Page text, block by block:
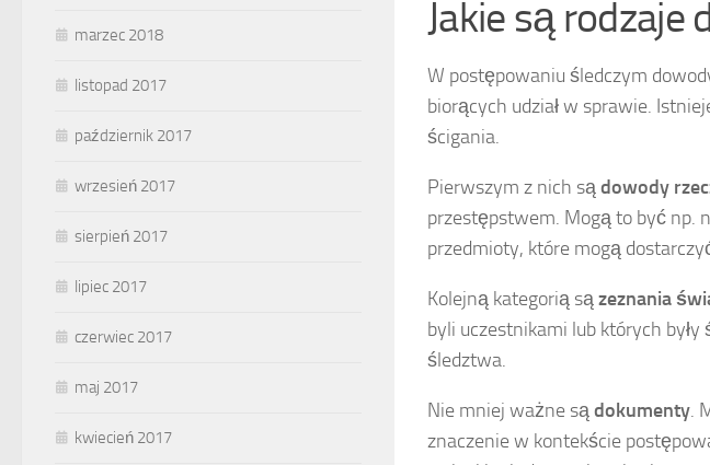
Jakie są
W postępowaniu śledczym
biorących udział w sprawie.
ścigania.
Pierwszym z nich sądowody
przestępstwem. Mogą to być np.
przedmioty, które mogą
Kolejną kategorią sązeznania
byli uczestnikami lub których
śledztwa.
Nie mniej ważne sądokumenty.
znaczenie w kontekście
marzec 2018
listopad 2017
październik 2017
wrzesień 2017
sierpień 2017
lipiec 2017
czerwiec 2017
maj 2017
kwiecień 2017